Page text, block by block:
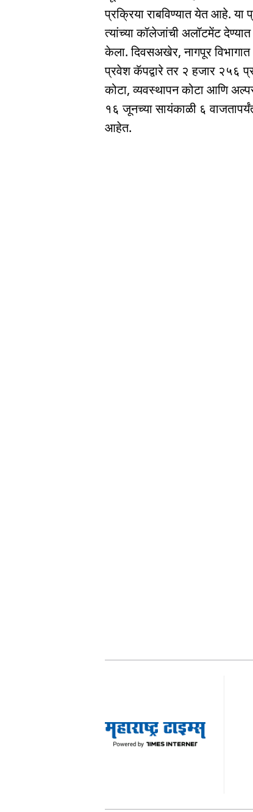
प्रक्रिया राबविण्यात येत आहे. या
त्यांच्या कॉलेजांची अलॉटमेंट देण्यात
केला. दिवसअखेर, नागपूर
प्रवेश कॅपद्वारे तर २ हजार २५६
कोटा, व्यवस्थापन कोटा आणि
१६ जूनच्या सायंकाळी ६
आहेत.